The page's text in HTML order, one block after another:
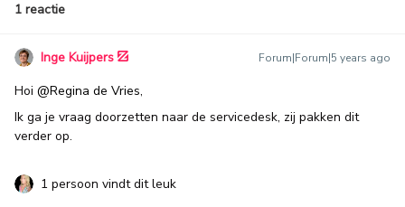
1 reactie
Inge Kuijpers Forum|Forum|5 years ago
Hoi @Regina de Vries,
Ik ga je vraag doorzetten naar de servicedesk, zij pakken dit
verder op.
1 persoon vindt dit leuk